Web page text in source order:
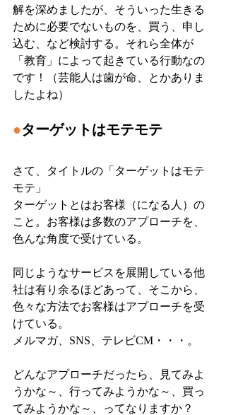
解を深めましたが、そういった生きる
ために必要でないものを、買う、申し
込む、など検討する。それら全体が
「教育」によって起きている行動なの
です！（芸能人は歯が命、とかありま
したよね）
●ターゲットはモテモテ
さて、タイトルの「ターゲットはモテ
モテ」
ターゲットとはお客様（になる人）の
こと。お客様は多数のアプローチを、
色んな角度で受けている。
同じようなサービスを展開している他
社は有り余るほどあって、そこから、
色々な方法でお客様はアプローチを受
けている。
メルマガ、SNS、テレビCM・・・。
どんなアプローチだったら、見てみよ
うかな～、行ってみようかな～、買っ
てみようかな～、ってなりますか？